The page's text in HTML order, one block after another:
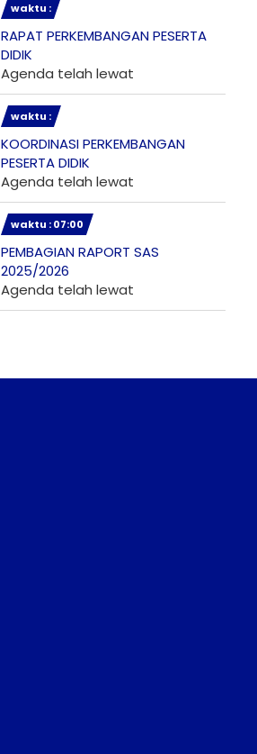
waktu :
RAPAT PERKEMBANGAN PESERTA
DIDIK
Agenda telah lewat
waktu :
KOORDINASI PERKEMBANGAN
PESERTA DIDIK
Agenda telah lewat
waktu : 07:00
PEMBAGIAN RAPORT SAS
2025/2026
Agenda telah lewat